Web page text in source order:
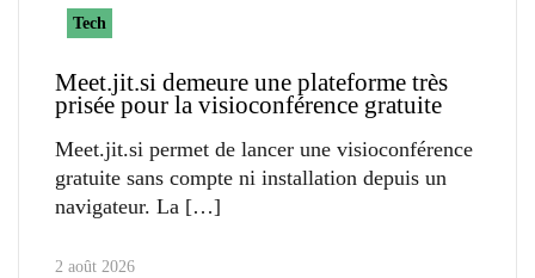
Tech
Meet.jit.si demeure une plateforme très
prisée pour la visioconférence gratuite
Meet.jit.si permet de lancer une visioconférence
gratuite sans compte ni installation depuis un
navigateur. La
2 août 2026